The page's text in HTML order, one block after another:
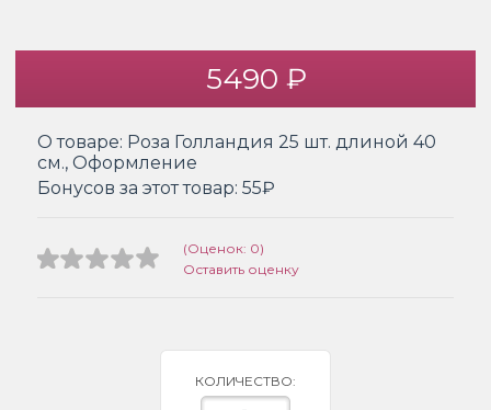
5490 ₽
О товаре: Роза Голландия 25 шт. длиной 40
см., Оформление
Бонусов за этот товар: 55₽
(Оценок: 0)
Оставить оценку
КОЛИЧЕСТВО: